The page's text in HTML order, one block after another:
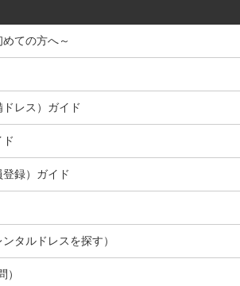
ての方へ～
レス）ガイド
録）ガイド
タルドレスを探す）